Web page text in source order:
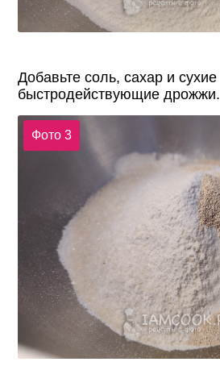
Добавьте соль, сахар и сухие
быстродействующие дрожжи.
Фото 3